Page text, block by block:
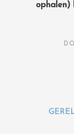
ophalen)